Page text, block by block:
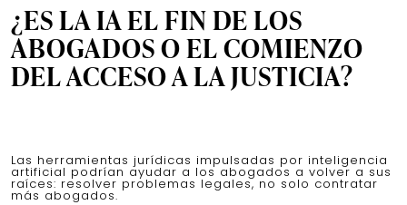
¿ES LA IA EL FIN DE LOS
ABOGADOS O EL COMIENZO
DEL ACCESO A LA JUSTICIA?
Las herramientas jurídicas impulsadas por inteligencia
artificial podrían ayudar a los abogados a volver a sus
raíces: resolver problemas legales, no solo contratar
más abogados.